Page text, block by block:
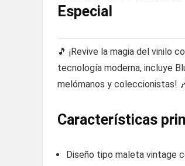
Especial
🎵 ¡Revive la magia del
tecnología moderna, incluye
melómanos y coleccionistas!
Características
Diseño tipo maleta vintage